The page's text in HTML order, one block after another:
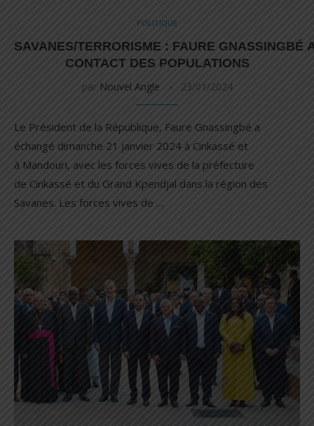
POLITIQUE
SAVANES/TERRORISME : FAURE GNASSINGBÉ
CONTACT DES POPULATIONS
par Nouvel Angle 23/01/2024
Le Président de la République, Faure Gnassingbé a
échangé dimanche 21 janvier 2024 à Cinkassé et
à Mandouri, avec les forces vives de la préfecture
de Cinkassé et du Grand Kpendjal dans la région des
Savanes. Les forces vives de …